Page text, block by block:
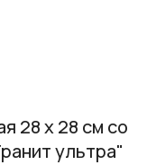
28 x 28 см со
ультра"